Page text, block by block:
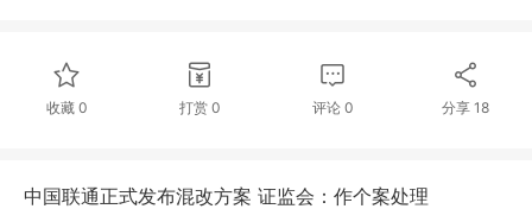
收藏 0 打赏 0 评论 0 分享 18
中国联通正式发布混改方案 证监会：作个案处理